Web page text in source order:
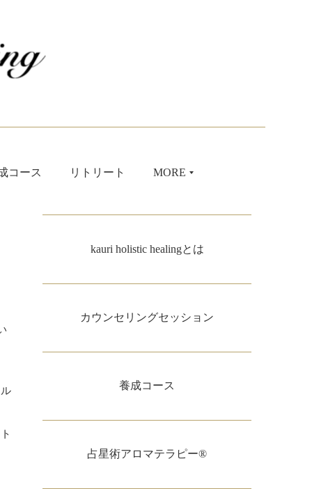
コース リトリート MORE
kauri holistic healingとは
カウンセリングセッション
養成コース
占星術アロマテラピー®